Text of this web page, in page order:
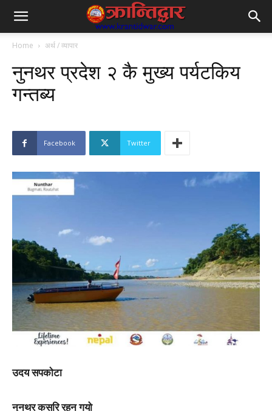
Home अर्थ / व्यापार
नुनथर प्रदेश २ कै मुख्य पर्यटकिय
गन्तब्य
Facebook Twitter
उदय सपकाेटा
नुनथर कसरि रहन गयो